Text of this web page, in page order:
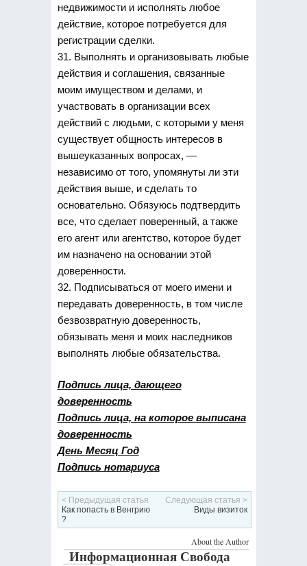
недвижимости и исполнять любое
действие, которое потребуется для
регистрации сделки.
31. Выполнять и организовывать любые
действия и соглашения, связанные
моим имуществом и делами, и
участвовать в организации всех
действий с людьми, с которыми у меня
существует общность интересов в
вышеуказанных вопросах, —
независимо от того, упомянуты ли эти
действия выше, и сделать то
основательно. Обязуюсь подтвердить
все, что сделает поверенный, а также
его агент или агентство, которое будет
им назначено на основании этой
доверенности.
32. Подписываться от моего имени и
передавать доверенность, в том числе
безвозвратную доверенность,
обязывать меня и моих наследников
выполнять любые обязательства.
Подпись лица, дающего
доверенность
Подпись лица, на которое выписана
доверенность
День Месяц Год
Подпись нотариуса
< Предыдущая статья
Как попасть в Венгрию
?
Следующая статья >
Виды визиток
About the Author
Информационная Свобода